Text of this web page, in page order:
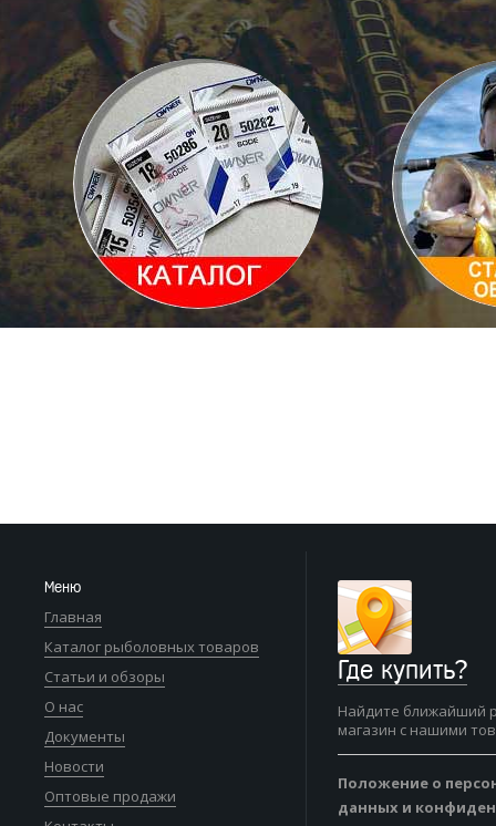
Каталог товаров Статьи и
Меню
Главная
Каталог рыболовных товаров
Статьи и обзоры
О нас
Документы
Новости
Оптовые продажи
Где купить?
Найдите ближайший
магазин с нашими
Положение о
данных и